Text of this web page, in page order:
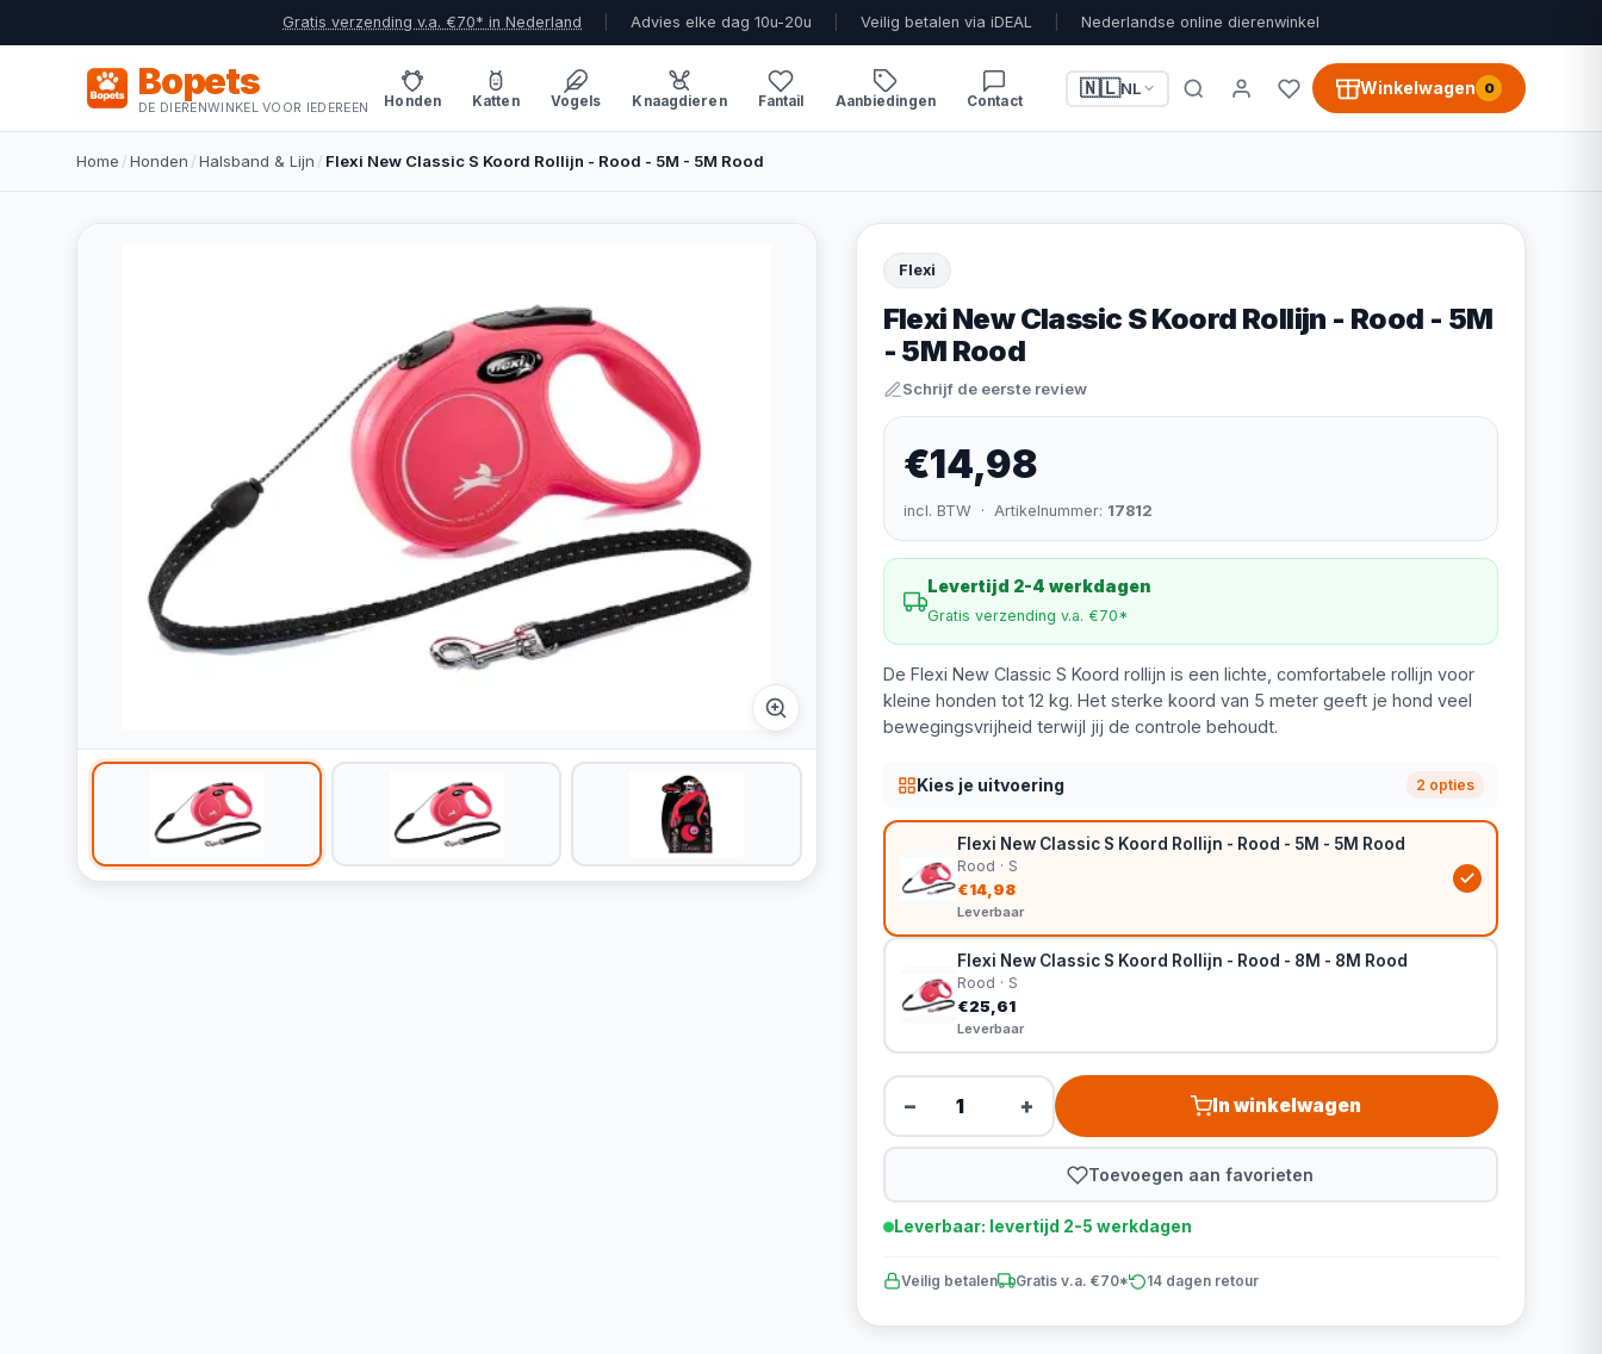
Gratis verzending v.a. €70* in Nederland Advies elke dag 10u-20u Veilig betalen via iDEAL Nederlandse online dierenwinkel
Bopets
DE DIERENWINKEL VOOR IEDEREEN Honden Katten Vogels Knaagdieren Fantail Aanbiedingen Contact
🇳🇱NL Winkelwagen 0
Home /Honden /Halsband & Lijn / Flexi New Classic S Koord Rollijn - Rood - 5M - 5M Rood
Flexi
Flexi New Classic S Koord Rollijn - Rood - 5M
- 5M Rood
Schrijf de eerste review
€14,98
incl. BTW · Artikelnummer: 17812
Levertijd 2-4 werkdagen
Gratis verzending v.a. €70*
De Flexi New Classic S Koord rollijn is een lichte, comfortabele rollijn voor
kleine honden tot 12 kg. Het sterke koord van 5 meter geeft je hond veel
bewegingsvrijheid terwijl jij de controle behoudt.
Kies je uitvoering 2 opties
Flexi New Classic S Koord Rollijn - Rood - 5M - 5M Rood
Rood · S
€14,98
Leverbaar
Flexi New Classic S Koord Rollijn - Rood - 8M - 8M Rood
Rood · S
€25,61
Leverbaar
− + In winkelwagen
Toevoegen aan favorieten
Leverbaar: levertijd 2-5 werkdagen
Veilig betalen Gratis v.a. €70* 14 dagen retour